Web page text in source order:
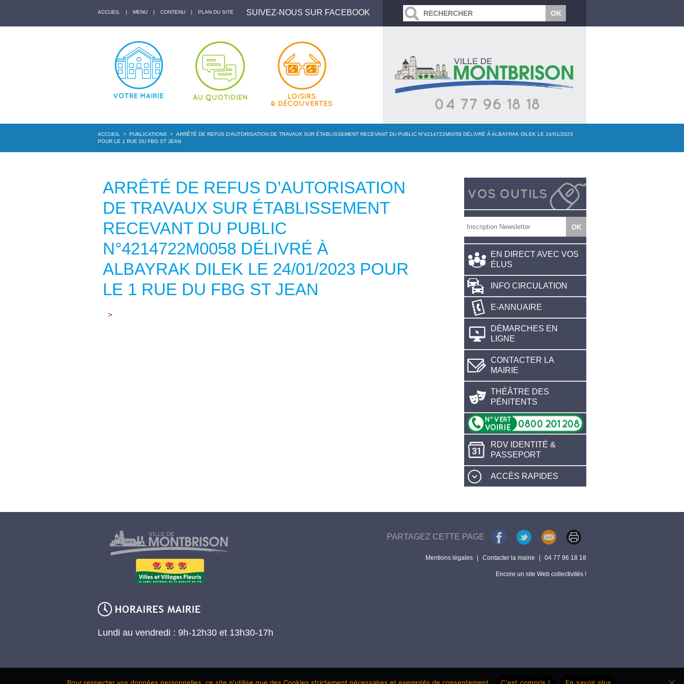
ACCUEIL | MENU | CONTENU | PLAN DU SITE SUIVEZ-NOUS SUR FACEBOOK
ACCUEIL > PUBLICATIONS > ARRÊTÉ DE REFUS D’AUTORISATION DE TRAVAUX SUR ÉTABLISSEMENT RECEVANT DU PUBLIC N°4214722M0058 DÉLIVRÉ À ALBAYRAK DILEK LE 24/01/2023
POUR LE 1 RUE DU FBG ST JEAN
ARRÊTÉ DE REFUS D’AUTORISATION
DE TRAVAUX SUR ÉTABLISSEMENT
RECEVANT DU PUBLIC
N°4214722M0058 DÉLIVRÉ À
ALBAYRAK DILEK LE 24/01/2023 POUR
LE 1 RUE DU FBG ST JEAN
>
EN DIRECT AVEC VOS
ÉLUS
INFO CIRCULATION
E-ANNUAIRE
DÉMARCHES EN
LIGNE
CONTACTER LA
MAIRIE
THÉÂTRE DES
PÉNITENTS
RDV IDENTITÉ &
PASSEPORT
ACCÈS RAPIDES
Lundi au vendredi : 9h-12h30 et 13h30-17h
PARTAGEZ CETTE PAGE
Mentions légales Contacter la mairie 04 77 96 18 18
Encore un site Web collectivités !